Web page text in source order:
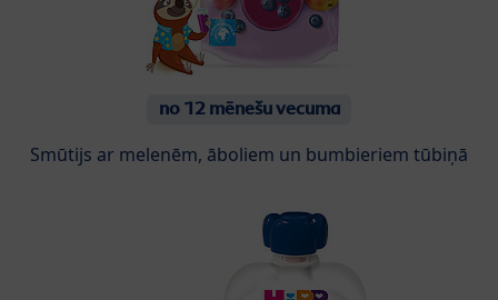
no 12 mēnešu vecuma
Smūtijs ar melenēm, āboliem un bumbieriem tūbiņā